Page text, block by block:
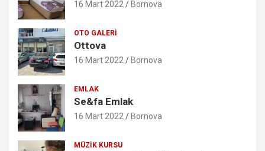
16 Mart 2022 Bornova
OTO GALERI
Ottova
16 Mart 2022 Bornova
EMLAK
Se&fa Emlak
16 Mart 2022 Bornova
MÜZIK KURSU